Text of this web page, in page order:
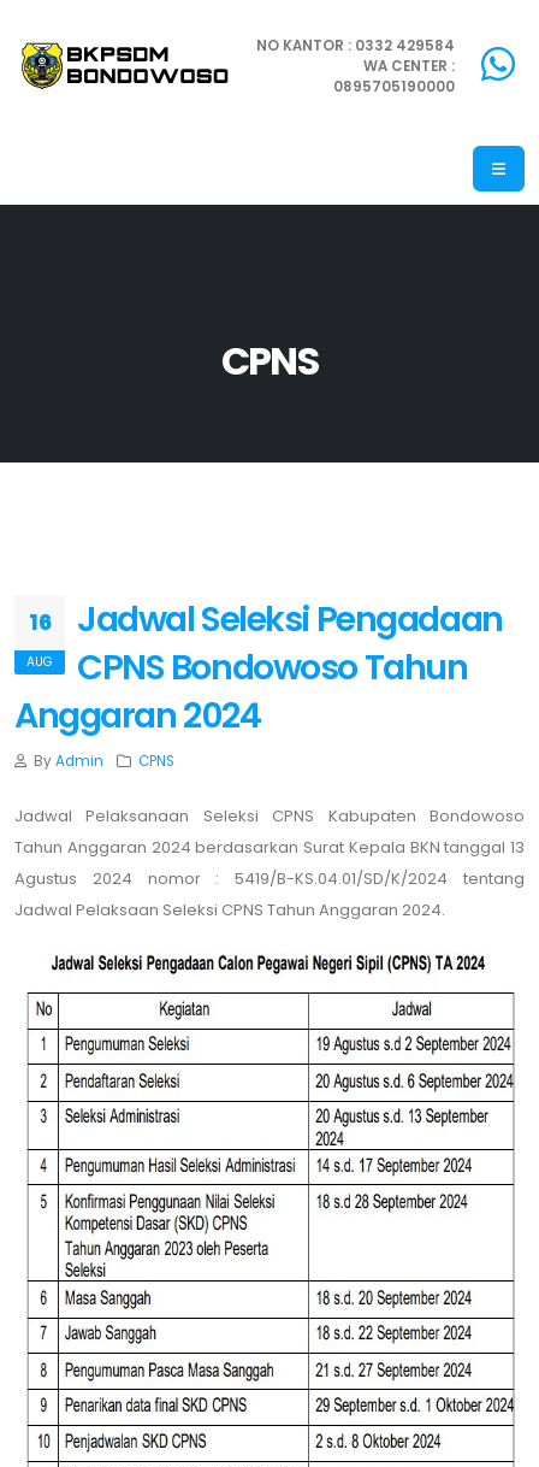
NO KANTOR : 0332 429584
WA CENTER :
0895705190000
CPNS
16
AUG
Jadwal Seleksi Pengadaan
CPNS Bondowoso Tahun
Anggaran 2024
ByAdmin CPNS
Jadwal Pelaksanaan Seleksi CPNS Kabupaten Bondowoso
Tahun Anggaran 2024 berdasarkan Surat Kepala BKN tanggal 13
Agustus 2024 nomor : 5419/B-KS.04.01/SD/K/2024 tentang
Jadwal Pelaksaan Seleksi CPNS Tahun Anggaran 2024.